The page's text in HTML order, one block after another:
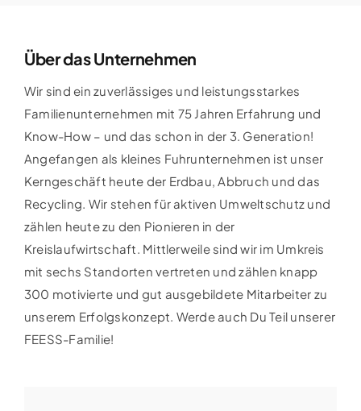
Über das Unternehmen
Wir sind ein zuverlässiges und leistungsstarkes
Familienunternehmen mit 75 Jahren Erfahrung und
Know-How – und das schon in der 3. Generation!
Angefangen als kleines Fuhrunternehmen ist unser
Kerngeschäft heute der Erdbau, Abbruch und das
Recycling. Wir stehen für aktiven Umweltschutz und
zählen heute zu den Pionieren in der
Kreislaufwirtschaft. Mittlerweile sind wir im Umkreis
mit sechs Standorten vertreten und zählen knapp
300 motivierte und gut ausgebildete Mitarbeiter zu
unserem Erfolgskonzept. Werde auch Du Teil unserer
FEESS-Familie!